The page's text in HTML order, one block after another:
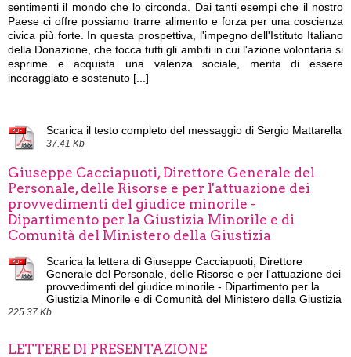
sentimenti il mondo che lo circonda. Dai tanti esempi che il nostro
Paese ci offre possiamo trarre alimento e forza per una coscienza
civica più forte. In questa prospettiva, l'impegno dell'Istituto Italiano
della Donazione, che tocca tutti gli ambiti in cui l'azione volontaria si
esprime e acquista una valenza sociale, merita di essere
incoraggiato e sostenuto [...]
Scarica il testo completo del messaggio di Sergio Mattarella
37.41 Kb
Giuseppe Cacciapuoti, Direttore Generale del
Personale, delle Risorse e per l'attuazione dei
provvedimenti del giudice minorile -
Dipartimento per la Giustizia Minorile e di
Comunità del Ministero della Giustizia
Scarica la lettera di Giuseppe Cacciapuoti, Direttore
Generale del Personale, delle Risorse e per l'attuazione dei
provvedimenti del giudice minorile - Dipartimento per la
Giustizia Minorile e di Comunità del Ministero della Giustizia
225.37 Kb
LETTERE DI PRESENTAZIONE